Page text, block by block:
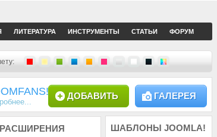
ЛИТЕРАТУРА ИНСТРУМЕНТЫ СТАТЬИ ФОРУМ
ГАЛЕРЕЯ
ДОБАВИТЬ
ШАБЛОНЫ JOOMLA!
РАСШИРЕНИЯ